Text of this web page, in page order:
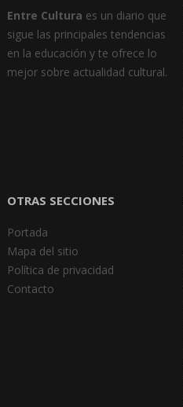
Entre Cultura es un diario que
sigue las principales tendencias
en la educación y te ofrece lo
mejor sobre actualidad cultural.
OTRAS SECCIONES
Portada
Mapa del sitio
Política de privacidad
Contacto